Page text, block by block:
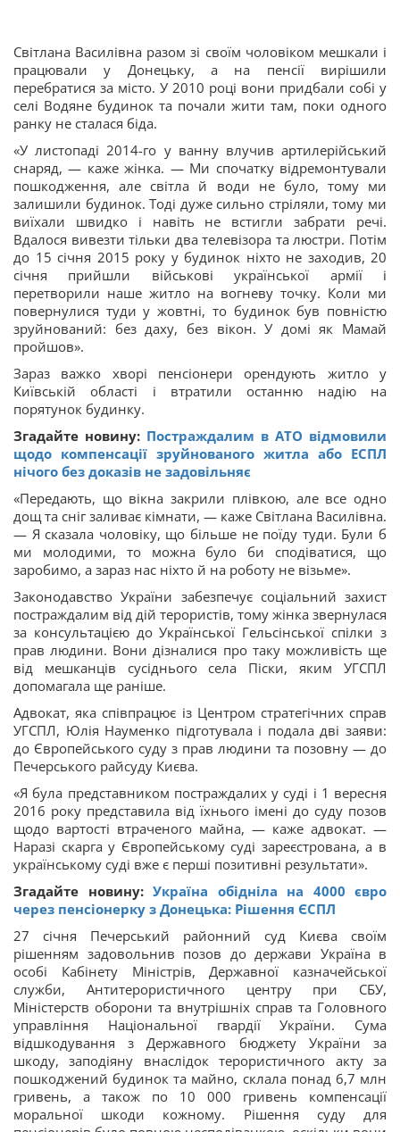
Світлана Василівна разом зі своїм чоловіком мешкали і
працювали у Донецьку, а на пенсії вирішили
перебратися за місто. У 2010 році вони придбали собі у
селі Водяне будинок та почали жити там, поки одного
ранку не сталася біда.
«У листопаді 2014-го у ванну влучив артилерійський
снаряд, — каже жінка. — Ми спочатку відремонтували
пошкодження, але світла й води не було, тому ми
залишили будинок. Тоді дуже сильно стріляли, тому ми
виїхали швидко і навіть не встигли забрати речі.
Вдалося вивезти тільки два телевізора та люстри. Потім
до 15 січня 2015 року у будинок ніхто не заходив, 20
січня прийшли військові української армії і
перетворили наше житло на вогневу точку. Коли ми
повернулися туди у жовтні, то будинок був повністю
зруйнований: без даху, без вікон. У домі як Мамай
пройшов».
Зараз важко хворі пенсіонери орендують житло у
Київській області і втратили останню надію на
порятунок будинку.
Згадайте новину: Постраждалим в АТО відмовили
щодо компенсації зруйнованого житла або ЕСПЛ
нічого без доказів не задовільняє
«Передають, що вікна закрили плівкою, але все одно
дощ та сніг заливає кімнати, — каже Світлана Василівна.
— Я сказала чоловіку, що більше не поїду туди. Були б
ми молодими, то можна було би сподіватися, що
заробимо, а зараз нас ніхто й на роботу не візьме».
Законодавство України забезпечує соціальний захист
постраждалим від дій терористів, тому жінка звернулася
за консультацією до Української Гельсінської спілки з
прав людини. Вони дізналися про таку можливість ще
від мешканців сусіднього села Піски, яким УГСПЛ
допомагала ще раніше.
Адвокат, яка співпрацює із Центром стратегічних справ
УГСПЛ, Юлія Науменко підготувала і подала дві заяви:
до Європейського суду з прав людини та позовну — до
Печерського райсуду Києва.
«Я була представником постраждалих у суді і 1 вересня
2016 року представила від їхнього імені до суду позов
щодо вартості втраченого майна, — каже адвокат. —
Наразі скарга у Європейському суді зареєстрована, а в
українському суді вже є перші позитивні результати».
Згадайте новину: Україна обідніла на 4000 євро
через пенсіонерку з Донецька: Рішення ЄСПЛ
27 січня Печерський районний суд Києва своїм
рішенням задовольнив позов до держави Україна в
особі Кабінету Міністрів, Державної казначейської
служби, Антитерористичного центру при СБУ,
Міністерств оборони та внутрішніх справ та Головного
управління Національної гвардії України. Сума
відшкодування з Державного бюджету України за
шкоду, заподіяну внаслідок терористичного акту за
пошкоджений будинок та майно, склала понад 6,7 млн
гривень, а також по 10 000 гривень компенсації
моральної шкоди кожному. Рішення суду для